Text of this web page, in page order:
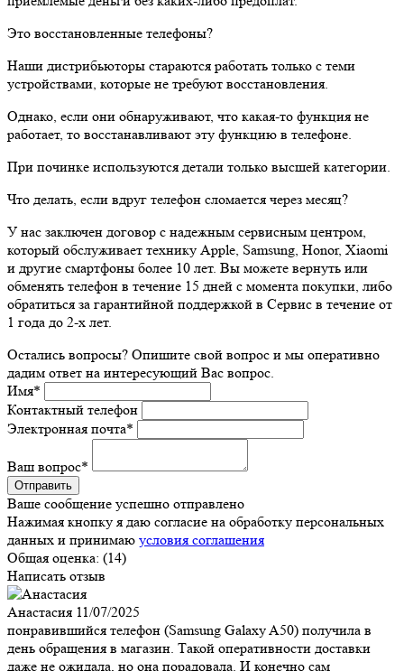
Это восстановленные телефоны?
Наши дистрибьюторы стараются работать только с теми
устройствами, которые не требуют восстановления.
Однако, если они обнаруживают, что какая-то функция не
работает, то восстанавливают эту функцию в телефоне.
При починке используются детали только высшей категории.
Что делать, если вдруг телефон сломается через месяц?
У нас заключен договор с надежным сервисным центром,
который обслуживает технику Apple, Samsung, Honor, Xiaomi
и другие смартфоны более 10 лет. Вы можете вернуть или
обменять телефон в течение 15 дней с момента покупки, либо
обратиться за гарантийной поддержкой в Сервис в течение от
1 года до 2-х лет.
Остались вопросы? Опишите свой вопрос и мы оперативно
дадим ответ на интересующий Вас вопрос.
Имя*
Контактный телефон
Электронная почта*
Ваш вопрос*
Ваше сообщение успешно отправлено
Нажимая кнопку я даю согласие на обработку персональных
данных и принимаю условия соглашения
Общая оценка: (14)
Написать отзыв
Анастасия 11/07/2025
понравившийся телефон (Samsung Galaxy A50) получила в
день обращения в магазин. Такой оперативности доставки
даже не ожидала, но она порадовала. И конечно сам